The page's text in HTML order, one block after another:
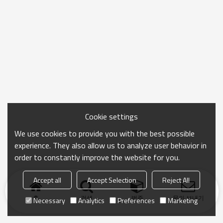
홈 검색 범주 문의 보내기
Cookie settings
We use cookies to provide you with the best possible
experience. They also allow us to analyze user behavior in
order to constantly improve the website for you.
Accept all Accept Selection
Reject All
Necessary
Analytics Preferences Marketing